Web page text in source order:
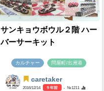
サンキョウボウル２階 ハー
バーサーキット
カルチャー 問屋町/出洲港
caretaker
2016/12/14 9 年前
- №1211